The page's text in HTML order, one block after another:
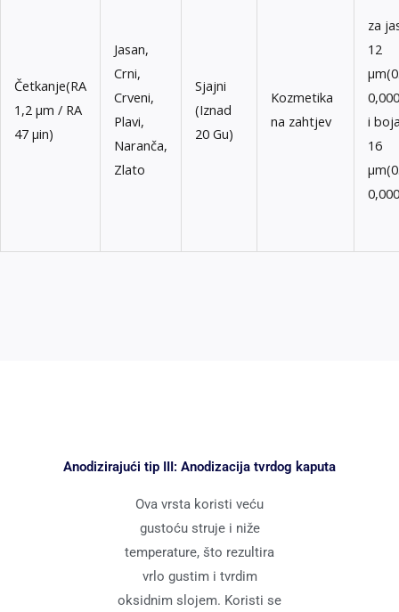
Četkanje(RA
1,2 μm / RA
47 μin)
Jasan,
Crni,
Crveni,
Plavi,
Naranča,
Zlato
Sjajni
(Iznad
20 Gu)
Kozmetika
na zahtjev
za
12
i
16
Anodizirajući tip III: Anodizacija tvrdog kaputa
Ova vrsta koristi veću
gustoću struje i niže
temperature, što rezultira
vrlo gustim i tvrdim
oksidnim slojem. Koristi se